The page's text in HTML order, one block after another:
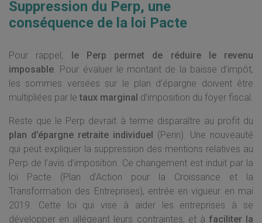
Suppression du Perp, une
conséquence de la loi Pacte
Pour rappel, le Perp permet de réduire le revenu
imposable. Pour évaluer le montant de la baisse d’impôt,
les sommes versées sur le plan d’épargne doivent être
multipliées par letaux marginal d’imposition du foyer fiscal.
Reste que le Perp devrait à terme disparaître au profit du
plan d’épargne retraite individuel (Perin). Une nouveauté
qui peut expliquer la suppression des mentions relatives au
Perp de l’avis d’imposition. Ce changement est induit par la
loi Pacte (Plan d’Action pour la Croissance et la
Transformation des Entreprises), entrée en vigueur en mai
2019. Cette loi qui vise à aider les entreprises à se
développer en allégeant leurs contraintes, et à faciliter la